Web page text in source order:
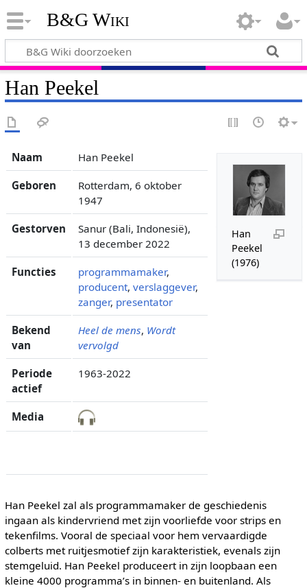
B&G Wiki
Han Peekel
Han
Peekel
(1976)
Naam Han Peekel
Geboren
Rotterdam, 6 oktober
1947
Gestorven
Sanur (Bali, Indonesië),
13 december 2022
Functies programmamaker,
producent, verslaggever,
zanger, presentator
Bekend
van
Heel de mens, Wordt
vervolgd
Periode
actief
1963-2022
Media
Han Peekel zal als programmamaker de geschiedenis
ingaan als kindervriend met zijn voorliefde voor strips en
tekenfilms. Vooral de speciaal voor hem vervaardigde
colberts met ruitjesmotief zijn karakteristiek, evenals zijn
stemgeluid. Han Peekel produceert in zijn loopbaan een
kleine 4000 programma’s in binnen- en buitenland. Als